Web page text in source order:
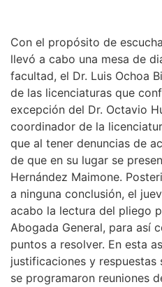
Con el propósito de
llevó a cabo una mesa de
facultad, el Dr. Luis Ochoa
de las licenciaturas que
excepción del Dr. Octavio
coordinador de la
que al tener denuncias de
de que en su lugar se
Hernández Maimone.
a ninguna conclusión, el
acabo la lectura del pliego
Abogada General, para así
puntos a resolver. En esta
justificaciones y
se programaron reuniones